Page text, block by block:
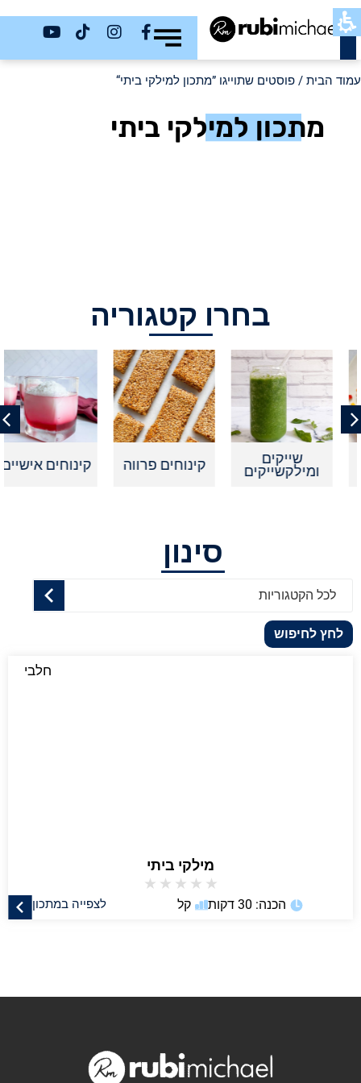
כשר
עמוד הבית / פוסטים שתוייגו ”מתכון למילקי ביתי“
מתכון למילקי ביתי
בחרו קטגוריה
שייקים
ומילקשייקים קינוחים פרווה קינוחים אישיים
סינון
לכל הקטגוריות
לחץ לחיפוש
חלבי
מילקי ביתי
★
★
★
★
★
לצפייה במתכון הכנה: 30 דקות קל